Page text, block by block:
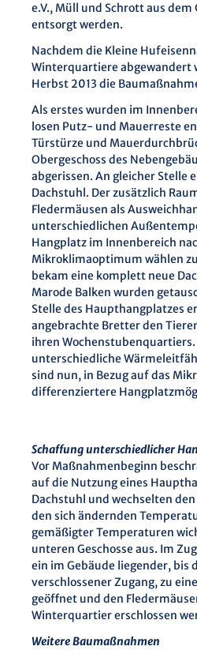
e.V., Müll und Schrott aus
entsorgt werden.
Nachdem die Kleine
Winterquartiere abgewandert
Herbst 2013 die
Als erstes wurden im
losen Putz- und Mauerreste
Türstürze und
Obergeschoss des
abgerissen. An gleicher Stelle
Dachstuhl. Der zusätzlich
Fledermäusen als
unterschiedlichen
Hangplatz im Innenbereich
Mikroklimaoptimum wählen
bekam eine komplett neue
Marode Balken wurden
Stelle des Haupthangplatzes
angebrachte Bretter den
ihren
unterschiedliche
sind nun, in Bezug auf das
differenziertere
Schaffung unterschiedlicher
Vor Maßnahmenbeginn
auf die Nutzung eines
Dachstuhl und wechselten
den sich ändernden
gemäßigter Temperaturen
unteren Geschosse aus. Im
ein im Gebäude liegender, bis
verschlossener Zugang, zu
geöffnet und den
Winterquartier erschlossen
Weitere Baumaßnahmen